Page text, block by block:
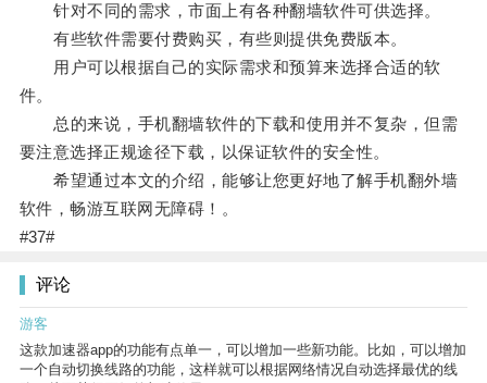
针对不同的需求，市面上有各种翻墙软件可供选择。
有些软件需要付费购买，有些则提供免费版本。
用户可以根据自己的实际需求和预算来选择合适的软
件。
总的来说，手机翻墙软件的下载和使用并不复杂，但需
要注意选择正规途径下载，以保证软件的安全性。
希望通过本文的介绍，能够让您更好地了解手机翻外墙
软件，畅游互联网无障碍！。
#37#
评论
游客
这款加速器app的功能有点单一，可以增加一些新功能。比如，可以增加
一个自动切换线路的功能，这样就可以根据网络情况自动选择最优的线